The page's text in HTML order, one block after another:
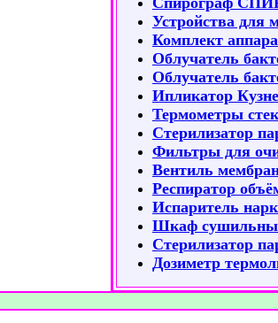
Устройства для
Комплект
Облучатель
Облучатель
Ипликатор
Термометры
Стерилизатор
Фильтры для
Вентиль
Респиратор
Испаритель
Шкаф
Стерилизатор
Дозиметр